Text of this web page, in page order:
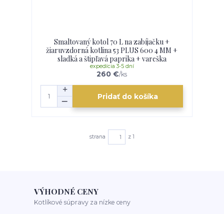
Smaltovaný kotol 70 L na zabíjačku +
žiaruvzdorná kotlina 53 PLUS 600 4 MM +
sladká a štipľavá paprika + vareška
260 €/ks
expedícia 3-5 dní
Pridať do košíka
strana z 1
VÝHODNÉ CENY
Kotlíkové súpravy za nízke ceny